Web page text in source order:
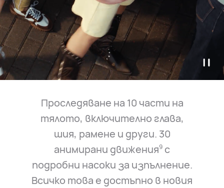
Проследяване на 10 части на
тялото, включително глава,
шия, рамене и други. 30
анимирани движения9 с
подробни насоки за изпълнение.
Всичко това е достъпно в новия